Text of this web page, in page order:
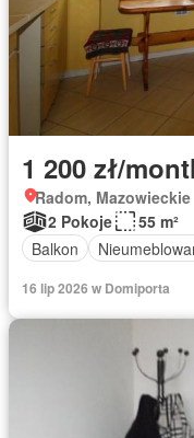
1 200 zł/
Radom, Mazowieckie
2 Pokoje
55 m²
Balkon
16 lip 2026 w Domiporta